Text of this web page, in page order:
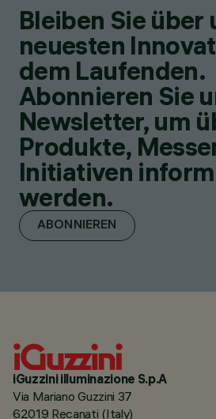
Bleiben Sie über
neuesten
dem Laufenden.
Abonnieren Sie
Newsletter, um
Produkte,
Initiativen
werden.
ABONNIEREN
iGuzzini illuminazione S.p.A
Via Mariano Guzzini 37
62019 Recanati (Italy)